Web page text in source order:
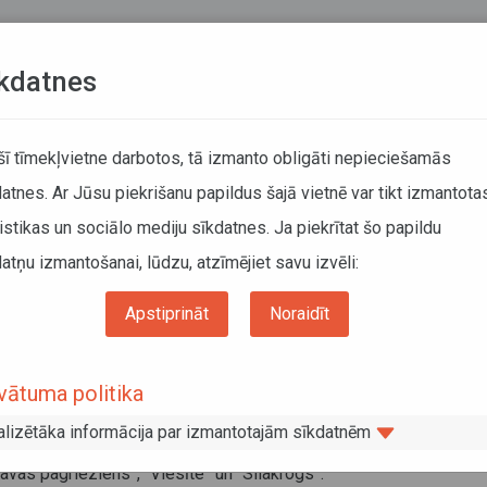
Rīga–Jaunjelgava–Subate
nr. 7238 Rīga–Jaunjelgava–Subate
12. februārī (reiss plkst. 16.45 no Rīgas) un 13. februārī
pagrieziens”, “Viesīte” un “Silakrogs”.
tīmekļvietne darbotos, tā izmanto obligāti nepieciešamās
Ar Jūsu piekrišanu papildus šajā vietnē var tikt
un sociālo mediju sīkdatnes. Ja piekrītat šo papildu
izmantošanai, lūdzu, atzīmējiet savu izvēli:
Apstiprināt Noraidīt
politika
informācija par izmantotajām sīkdatnēm